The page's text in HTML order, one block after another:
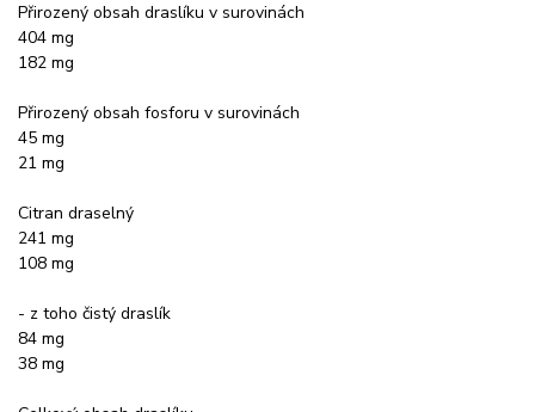
Přirozený obsah draslíku v surovinách
404 mg
182 mg
Přirozený obsah fosforu v surovinách
45 mg
21 mg
Citran draselný
241 mg
108 mg
- z toho čistý draslík
84 mg
38 mg